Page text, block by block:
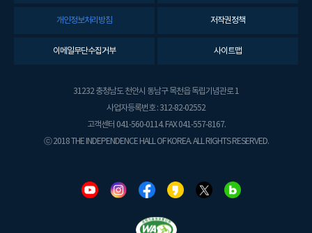
개인정보처리방침 저작권정책
이메일무단수집거부 사이트맵
31232 충청남도 천안시 동남구 목천읍 독립기념관로 1
사업자등록번호 : 312-82-02552
고객센터 041-560-0114. FAX 041-557-8167.
ⓒ 2018 THE INDEPENDENCE HALL OF KOREA. ALL RIGHTS RESERVED.